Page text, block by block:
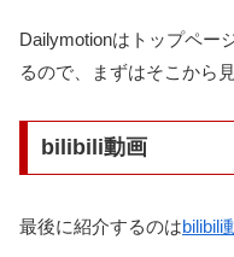
Dailymotionはトップペー
るので、まずはそこから
bilibili動画
最後に紹介するのはbilibili